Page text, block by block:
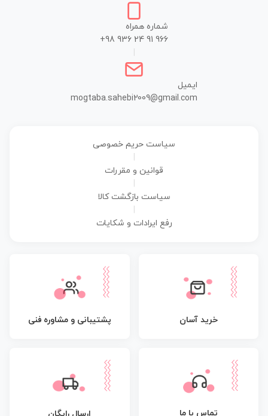
شماره همراه
+98 936 24 91 966
ایمیل
mogtaba.sahebi2009@gmail.com
سیاست حریم خصوصی
قوانین و مقررات
سیاست بازگشت کالا
رفع ایرادات و شکایات
خرید آسان پشتیبانی و مشاوره فنی
تماس با ما